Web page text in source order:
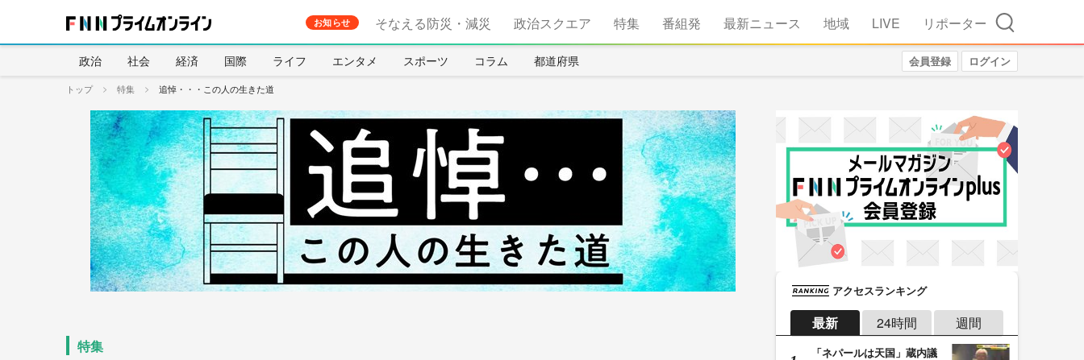
お知らせ そなえる防災・減災 政治スクエア 特集 番組発 最新ニュース 地域 LIVE リポーター 検索
政治 社会 経済 国際 ライフ エンタメ スポーツ コラム 都道府県 会員登録 ログイン
トップ 特集 追悼・・・この人の生きた道
アクセスランキング
最新 24時間 週間
「ネパールは天国」蔵内議